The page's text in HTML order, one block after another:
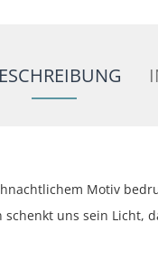
Motiv
uns sein Licht,